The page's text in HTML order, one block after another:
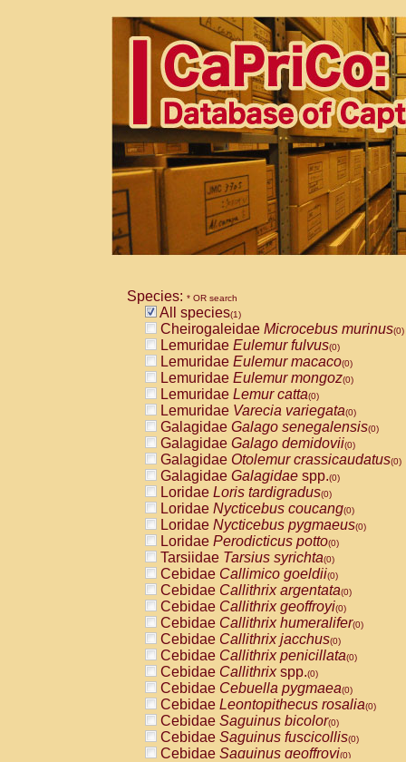
Species: * OR search
All species(1)
Cheirogaleidae Microcebus murinus(0)
Lemuridae Eulemur fulvus(0)
Lemuridae Eulemur macaco(0)
Lemuridae Eulemur mongoz(0)
Lemuridae Lemur catta(0)
Lemuridae Varecia variegata(0)
Galagidae Galago senegalensis(0)
Galagidae Galago demidovii(0)
Galagidae Otolemur crassicaudatus(0)
Galagidae Galagidae spp.(0)
Loridae Loris tardigradus(0)
Loridae Nycticebus coucang(0)
Loridae Nycticebus pygmaeus(0)
Loridae Perodicticus potto(0)
Tarsiidae Tarsius syrichta(0)
Cebidae Callimico goeldii(0)
Cebidae Callithrix argentata(0)
Cebidae Callithrix geoffroyi(0)
Cebidae Callithrix humeralifer(0)
Cebidae Callithrix jacchus(0)
Cebidae Callithrix penicillata(0)
Cebidae Callithrixspp.(0)
Cebidae Cebuella pygmaea(0)
Cebidae Leontopithecus rosalia(0)
Cebidae Saguinus bicolor(0)
Cebidae Saguinus fuscicollis(0)
Cebidae Saguinus geoffroyi(0)